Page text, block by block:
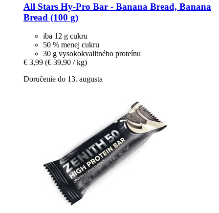
All Stars Hy-​Pro Bar -​ Banana Bread, Banana
Bread (100 g)
iba 12 g cukru
50 % menej cukru
30 g vysokokvalitného proteínu
€ 3,99 (€ 39,90 / kg)
Doručenie do 13. augusta